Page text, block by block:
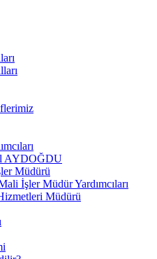
AYDOĞDU
Müdürü
İşler Müdür Yardımcıları
Müdürü